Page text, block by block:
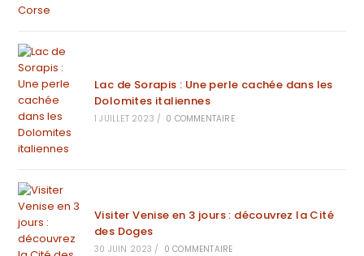
Lac de Sorapis : Une perle cachée dans les
Dolomites italiennes
1 JUILLET 2023 / 0 COMMENTAIRE
Visiter Venise en 3 jours : découvrez la Cité
des Doges
30 JUIN 2023 / 0 COMMENTAIRE